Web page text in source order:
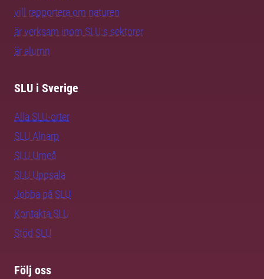
vill rapportera om naturen
är verksam inom SLU:s sektorer
är alumn
SLU i Sverige
Alla SLU-orter
SLU Alnarp
SLU Umeå
SLU Uppsala
Jobba på SLU
Kontakta SLU
Stöd SLU
Följ oss